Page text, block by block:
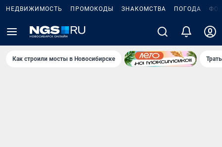
НЕДВИЖИМОСТЬ ПРОМОКОДЫ ЗНАКОМСТВА ПОГОДА
Как строили мосты в Новосибирске